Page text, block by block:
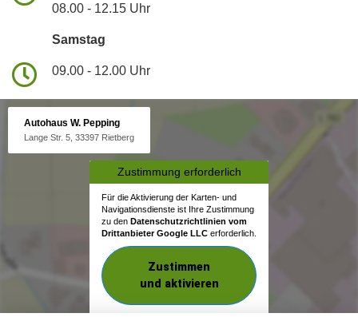
08.00 - 12.15 Uhr
Samstag
09.00 - 12.00 Uhr
Autohaus W. Pepping
Lange Str. 5, 33397 Rietberg
Zustimmung erforderlich
Für die Aktivierung der Karten- und
Navigationsdienste ist Ihre Zustimmung
zu den Datenschutzrichtlinien vom
Drittanbieter Google LLC erforderlich.
Zustimmen
und aktivieren